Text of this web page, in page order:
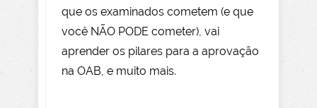
que os examinados cometem (e que
você NÃO PODE cometer), vai
aprender os pilares para a aprovação
na OAB, e muito mais.